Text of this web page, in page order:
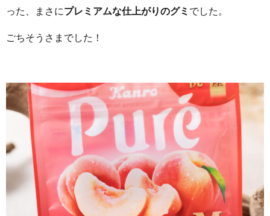
った、まさにプレミアムな仕上がりのグミ でした。
ごちそうさまでした！